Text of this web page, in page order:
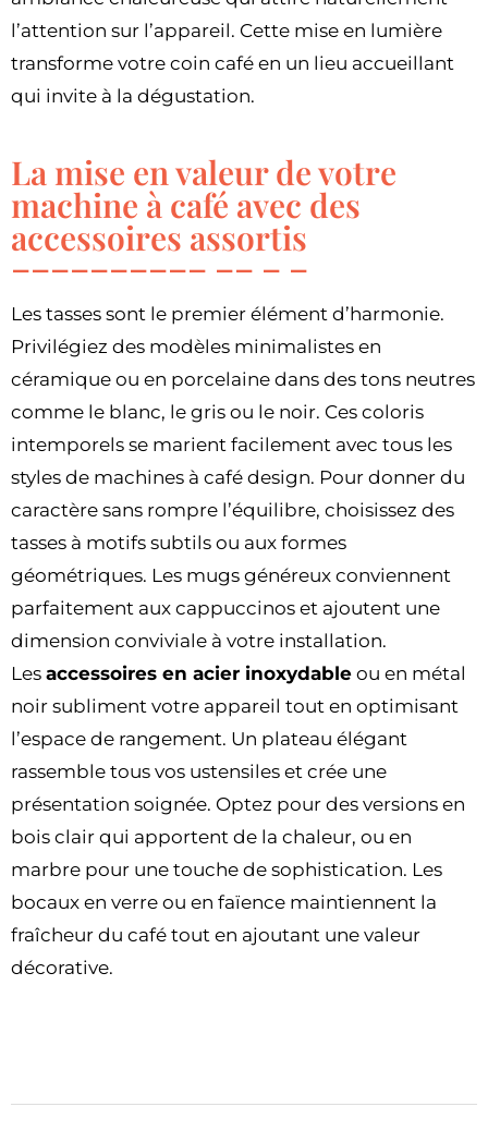
l’attention sur l’appareil. Cette mise en lumière
transforme votre coin café en un lieu accueillant
qui invite à la dégustation.
La mise en valeur de votre
machine à café avec des
accessoires assortis
Les tasses sont le premier élément d’harmonie.
Privilégiez des modèles minimalistes en
céramique ou en porcelaine dans des tons neutres
comme le blanc, le gris ou le noir. Ces coloris
intemporels se marient facilement avec tous les
styles de machines à café design. Pour donner du
caractère sans rompre l’équilibre, choisissez des
tasses à motifs subtils ou aux formes
géométriques. Les mugs généreux conviennent
parfaitement aux cappuccinos et ajoutent une
dimension conviviale à votre installation.
Les accessoires en acier inoxydable ou en métal
noir subliment votre appareil tout en optimisant
l’espace de rangement. Un plateau élégant
rassemble tous vos ustensiles et crée une
présentation soignée. Optez pour des versions en
bois clair qui apportent de la chaleur, ou en
marbre pour une touche de sophistication. Les
bocaux en verre ou en faïence maintiennent la
fraîcheur du café tout en ajoutant une valeur
décorative.